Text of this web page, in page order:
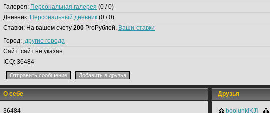
Галерея: Персональная галерея (0 / 0)
Дневник: Персональный дневник (0 / 0)
Ставки: На вашем счету 200 ProРублей. Ваши ставки
Город: другие города
Сайт: сайт не указан
ICQ: 36484
О себе
36484
Друзья
boojunk[KJ]